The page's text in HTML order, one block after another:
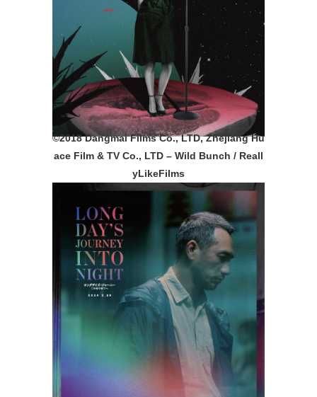
©️2018 Dangmai Films Co., LTD, Zhejiang Hu
ace Film & TV Co., LTD – Wild Bunch / Reall
yLikeFilms